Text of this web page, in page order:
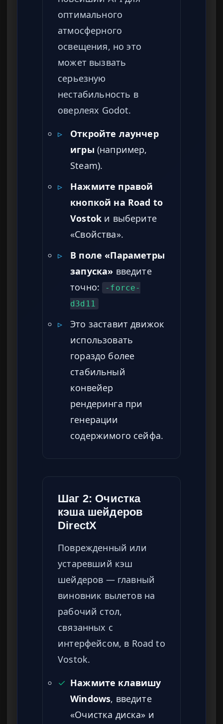
оптимального
атмосферного
освещения, но это
может вызвать
серьезную
нестабильность в
оверлеях Godot.
▹
Откройте лаунчер
игры (например,
Steam).
▹
Нажмите правой
кнопкой на Road to
Vostok и выберите
«Свойства».
▹
В поле «Параметры
запуска» введите
точно:
-force-
d3d11
▹
Это заставит движок
использовать
гораздо более
стабильный
конвейер
рендеринга при
генерации
содержимого сейфа.
Шаг 2: Очистка
кэша шейдеров
DirectX
Поврежденный или
устаревший кэш
шейдеров — главный
виновник вылетов на
рабочий стол,
связанных с
интерфейсом, в Road to
Vostok.
✓ Нажмите клавишу
Windows, введите
«Очистка диска» и